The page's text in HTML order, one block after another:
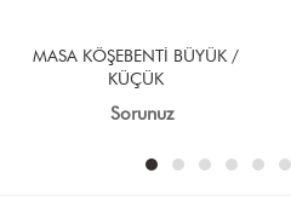
MASA KÖŞEBENTİ BÜYÜK /
KÜÇÜK
Sorunuz